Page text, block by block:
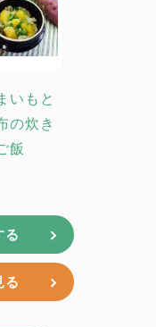
いもと
の炊き
飯
る
る